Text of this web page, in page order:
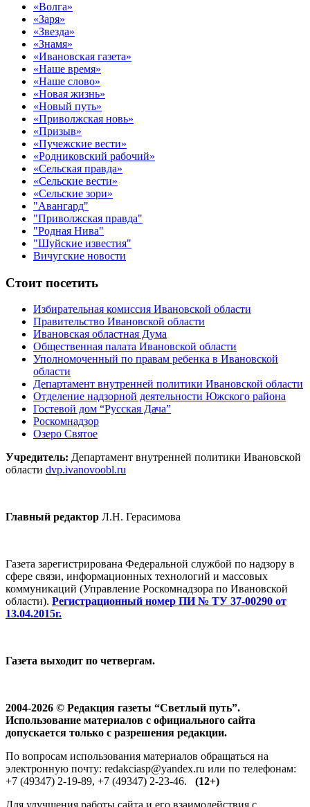
«Волга»
«Заря»
«Звезда»
«Знамя»
«Ивановская газета»
«Наше время»
«Наше слово»
«Новая жизнь»
«Новый путь»
«Приволжская новь»
«Призыв»
«Пучежские вести»
«Родниковский рабочий»
«Сельская правда»
«Сельские вести»
«Сельские зори»
"Авангард"
"Приволжская правда"
"Родная Нива"
"Шуйские известия"
Вичугские новости
Стоит посетить
Избирательная комиссия Ивановской области
Правительство Ивановской области
Ивановская областная Дума
Общественная палата Ивановской области
Уполномоченный по правам ребенка в Ивановской
области
Департамент внутренней политики Ивановской области
Отделение надзорной деятельности Южского района
Гостевой дом “Русская Дача”
Роскомнадзор
Озеро Святое
Учредитель: Департамент внутренней политики Ивановской
области dvp.ivanovoobl.ru
Главный редактор Л.Н. Герасимова
Газета зарегистрирована Федеральной службой по надзору в
сфере связи, информационных технологий и массовых
коммуникаций (Управление Роскомнадзора по Ивановской
области). Регистрационный номер ПИ № ТУ 37-00290 от
13.04.2015г.
Газета выходит по четвергам.
2004-2026 © Редакция газеты “Светлый путь”.
Использование материалов с официального сайта
допускается только с разрешения редакции.
По вопросам использования материалов обращаться на
электронную почту: redakciasp@yandex.ru или по телефонам:
+7 (49347) 2-19-89, +7 (49347) 2-23-46. (12+)